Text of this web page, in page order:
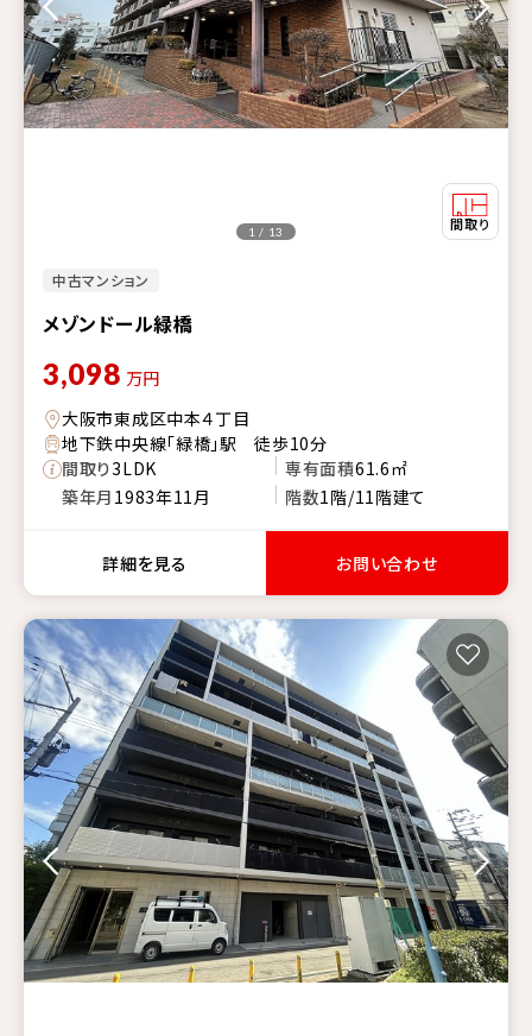
中古マンション
メゾンドール緑橋
1 / 13
3,098 万円
大阪市東成区中本４丁目
地下鉄中央線「緑橋」駅 徒歩10分
間取り3LDK 専有面積61.6㎡
築年月 1983年11月 階数1階/11階建て
詳細を見る お問い合わせ